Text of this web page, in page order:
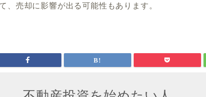
、売却に影響が出る可能性もあります。